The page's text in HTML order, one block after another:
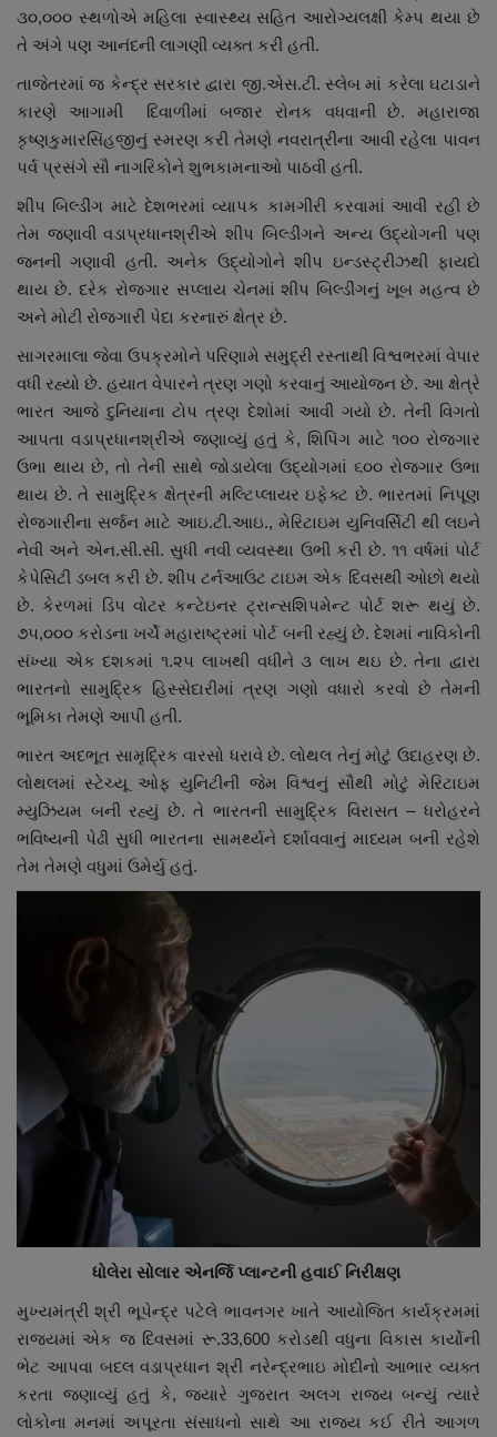
૩૦,૦૦૦ સ્થળોએ મહિલા સ્વાસ્થ્ય સહિત આરોગ્યલક્ષી કેમ્પ થયા છે
તે અંગે પણ આનંદની લાગણી વ્યક્ત કરી હતી.
તાજેતરમાં જ કેન્દ્ર સરકાર દ્વારા જી.એસ.ટી. સ્લેબ માં કરેલા ઘટાડાને
કારણે આગામી દિવાળીમાં બજાર રોનક વધવાની છે. મહારાજા
કૃષ્ણકુમારસિંહજીનું સ્મરણ કરી તેમણે નવરાત્રીના આવી રહેલા પાવન
પર્વ પ્રસંગે સૌ નાગરિકોને શુભકામનાઓ પાઠવી હતી.
શીપ બિલ્ડીંગ માટે દેશભરમાં વ્યાપક કામગીરી કરવામાં આવી રહી છે
તેમ જણાવી વડાપ્રધાનશ્રીએ શીપ બિલ્ડીંગને અન્ય ઉદ્યોગની પણ
જનની ગણાવી હતી. અનેક ઉદ્યોગોને શીપ ઇન્ડસ્ટ્રીઝથી ફાયદો
થાય છે. દરેક રોજગાર સપ્લાય ચેનમાં શીપ બિલ્ડીંગનું ખૂબ મહત્વ છે
અને મોટી રોજગારી પેદા કરનારું ક્ષેત્ર છે.
સાગરમાલા જેવા ઉપક્રમોને પરિણામે સમુદ્રી રસ્તાથી વિશ્વભરમાં વેપાર
વધી રહ્યો છે. હયાત વેપારને ત્રણ ગણો કરવાનું આયોજન છે. આ ક્ષેત્રે
ભારત આજે દુનિયાના ટોપ ત્રણ દેશોમાં આવી ગયો છે. તેની વિગતો
આપતા વડાપ્રધાનશ્રીએ જણાવ્યું હતું કે, શિપિંગ માટે ૧૦૦ રોજગાર
ઉભા થાય છે, તો તેની સાથે જોડાયેલા ઉદ્યોગમાં ૬૦૦ રોજગાર ઉભા
થાય છે. તે સામુદ્રિક ક્ષેત્રની મલ્ટિપ્લાયર ઇફેક્ટ છે. ભારતમાં નિપૂણ
રોજગારીના સર્જન માટે આઇ.ટી.આઇ., મેરિટાઇમ યુનિવર્સિટી થી લઇને
નેવી અને એન.સી.સી. સુધી નવી વ્યવસ્થા ઉભી કરી છે. ૧૧ વર્ષમાં પોર્ટ
કેપેસિટી ડબલ કરી છે. શીપ ટર્નઆઉટ ટાઇમ એક દિવસથી ઓછો થયો
છે. કેરળમાં ડિપ વોટર કન્ટેઇનર ટ્રાન્સશિપમેન્ટ પોર્ટ શરૂ થયું છે.
૭૫,૦૦૦ કરોડના ખર્ચે મહારાષ્ટ્રમાં પોર્ટ બની રહ્યું છે. દેશમાં નાવિકોની
સંખ્યા એક દશકમાં ૧.૨૫ લાખથી વધીને ૩ લાખ થઇ છે. તેના દ્વારા
ભારતનો સામુદ્રિક હિસ્સેદારીમાં ત્રણ ગણો વધારો કરવો છે તેમની
ભૂમિકા તેમણે આપી હતી.
ભારત અદભૂત સામૃદ્રિક વારસો ધરાવે છે. લોથલ તેનું મોટું ઉદાહરણ છે.
લોથલમાં સ્ટેચ્યૂ ઓફ યુનિટીની જેમ વિશ્વનું સૌથી મોટું મેરિટાઇમ
મ્યુઝિયમ બની રહ્યું છે. તે ભારતની સામુદ્રિક વિરાસત – ધરોહરને
ભવિષ્યની પેઢી સુધી ભારતના સામર્થ્યને દર્શાવવાનું માધ્યમ બની રહેશે
તેમ તેમણે વધુમાં ઉમેર્યુ હતું.
ધોલેરા સોલાર એનર્જિ પ્લાન્ટની હવાઈ નિરીક્ષણ
મુખ્યમંત્રી શ્રી ભૂપેન્દ્ર પટેલે ભાવનગર ખાતે આયોજિત કાર્યક્રમમાં
રાજ્યમાં એક જ દિવસમાં રૂ.33,600 કરોડથી વધુના વિકાસ કાર્યોની
ભેટ આપવા બદલ વડાપ્રધાન શ્રી નરેન્દ્રભાઇ મોદીનો આભાર વ્યક્ત
કરતા જણાવ્યું હતું કે, જ્યારે ગુજરાત અલગ રાજ્ય બન્યું ત્યારે
લોકોના મનમાં અપૂરતા સંસાધનો સાથે આ રાજ્ય કઈ રીતે આગળ